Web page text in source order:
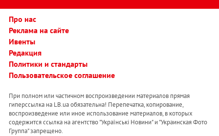
Про нас
Реклама на сайте
Ивенты
Редакция
Политики и стандарты
Пользовательское соглашение
При полном или частичном воспроизведении материалов прямая
гиперссылка на LB.ua обязательна! Перепечатка, копирование,
воспроизведение или иное использование материалов, в которых
содержится ссылка на агентство "Українськi Новини" и "Украинская Фото
Группа" запрещено.